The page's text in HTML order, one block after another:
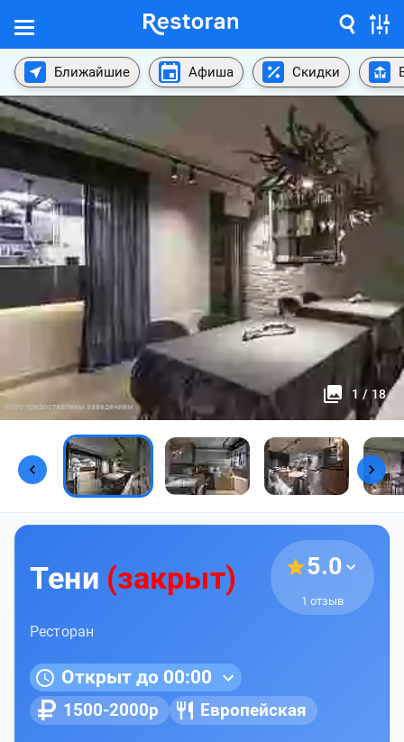
Ближайшие Афиша Скидки
1 / 18
Фото предоставлены заведением
Тени (закрыт) 5.0
1 отзыв
Ресторан
Открыт до 00:00
1500-2000р Европейская